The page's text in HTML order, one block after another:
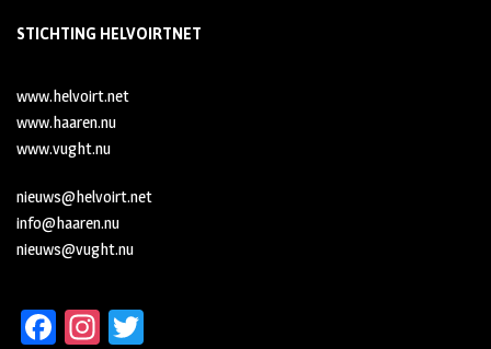
STICHTING HELVOIRTNET
www.helvoirt.net
www.haaren.nu
www.vught.nu
nieuws@helvoirt.net
info@haaren.nu
nieuws@vught.nu
Fa In